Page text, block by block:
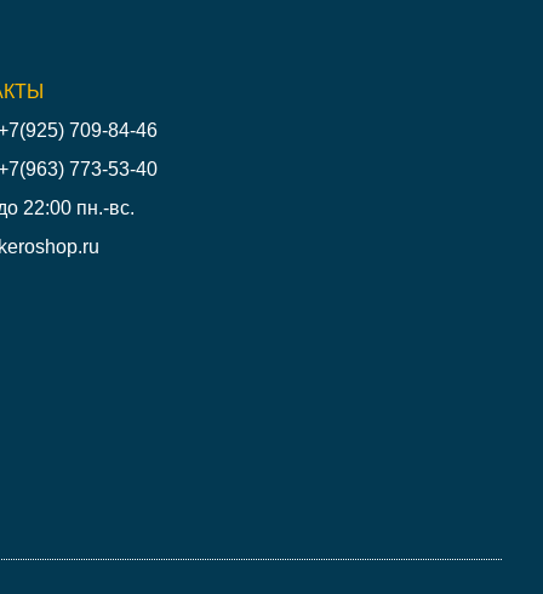
709-84-46
773-53-40
22:00 пн.-вс.